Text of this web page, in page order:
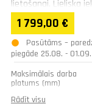
lietošanai. Lieliska
malu apgriešanai,
noapaļošanai un
1 799,00 €
Pasūtāms –
piegāde 25.08. - 01.09.
Maksimālais darba
platums (mm)
Apstrādājamā materiāla
maksimālais biezums
Rādīt visu